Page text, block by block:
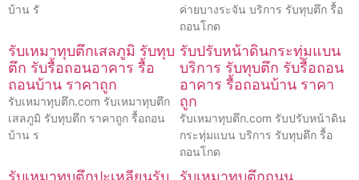
บ้าน รั
ค่ายบางระจัน บริการ รับทุบตึก รื้อ
ถอนโกด
รับเหมาทุบตึกเสลภูมิ รับทุบ
ตึก รับรื้อถอนอาคาร รื้อ
ถอนบ้าน ราคาถูก
รับเหมาทุบตึก.com รับเหมาทุบตึก
เสลภูมิ รับทุบตึก ราคาถูก รื้อถอน
บ้าน ร
รับปรับหน้าดินกระทุ่มแบน
บริการ รับทุบตึก รับรื้อถอน
อาคาร รื้อถอนบ้าน ราคา
ถูก
รับเหมาทุบตึก.com รับปรับหน้าดิน
กระทุ่มแบน บริการ รับทุบตึก รื้อ
ถอนโกด
รับเหมาทุบตึกปะเหลียนรับ รับเหมาทุบตึกถนน